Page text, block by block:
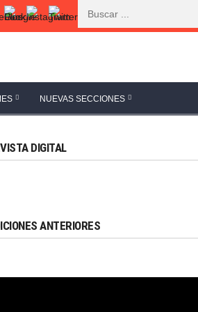
NUEVAS SECCIONES
DIGITAL
ANTERIORES